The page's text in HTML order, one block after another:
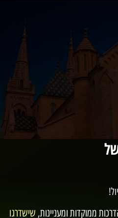
ממוקדות ומעניינות,שישדרגו